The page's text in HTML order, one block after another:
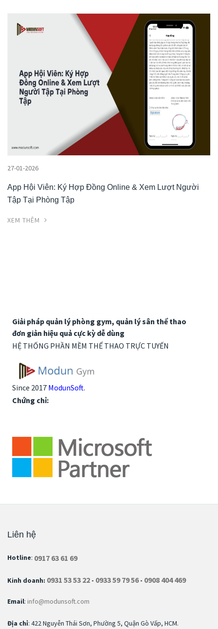
27-01-2026
App Hội Viên: Ký Hợp Đồng Online & Xem Lượt Người
Tập Tại Phòng Tập
XEM THÊM
Giải pháp quản lý phòng gym, quản lý sân thể thao
đơn giản hiệu quả cực kỳ dễ dùng
HỆ THỐNG PHẦN MỀM THỂ THAO TRỰC TUYẾN
Since 2017 ModunSoft.
Chứng chỉ:
Liên hệ
Hotline: 0917 63 61 69
Kinh doanh: 0931 53 53 22 - 0933 59 79 56- 0908 404 469
Email: info@modunsoft.com
Địa chỉ: 422 Nguyễn Thái Sơn, Phường 5, Quận Gò Vấp, HCM.